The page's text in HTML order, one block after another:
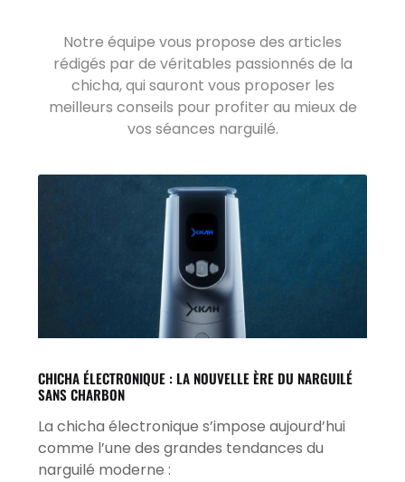
Notre équipe vous propose des articles
rédigés par de véritables passionnés de la
chicha, qui sauront vous proposer les
meilleurs conseils pour profiter au mieux de
vos séances narguilé.
CHICHA ÉLECTRONIQUE : LA NOUVELLE ÈRE DU NARGUILÉ
SANS CHARBON
La chicha électronique s’impose aujourd’hui
comme l’une des grandes tendances du
narguilé moderne :